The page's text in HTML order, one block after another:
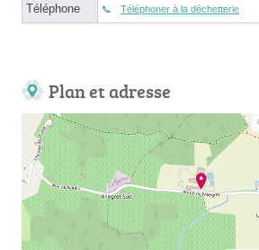
Téléphone Téléphoner à la déchetterie
Plan et adresse